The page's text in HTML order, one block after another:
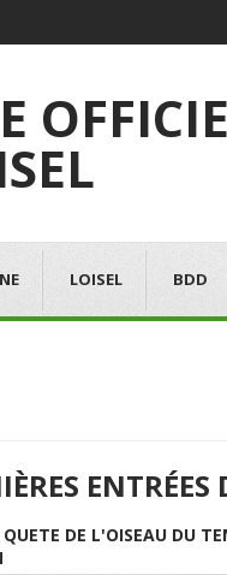
LOISEL BDD
DE L'OISEAU DU